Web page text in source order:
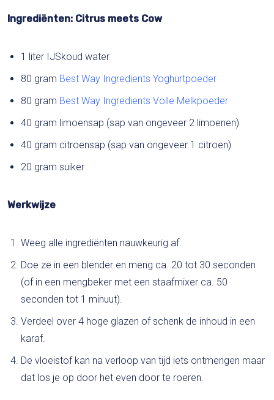
Ingrediënten: Citrus meets Cow
1 liter IJSkoud water
80 gram Best Way Ingredients Yoghurtpoeder
80 gram Best Way Ingredients Volle Melkpoeder
40 gram limoensap (sap van ongeveer 2 limoenen)
40 gram citroensap (sap van ongeveer 1 citroen)
20 gram suiker
Werkwijze
Weeg alle ingrediënten nauwkeurig af.
Doe ze in een blender en meng ca. 20 tot 30 seconden
(of in een mengbeker met een staafmixer ca. 50
seconden tot 1 minuut).
Verdeel over 4 hoge glazen of schenk de inhoud in een
karaf.
De vloeistof kan na verloop van tijd iets ontmengen maar
dat los je op door het even door te roeren.